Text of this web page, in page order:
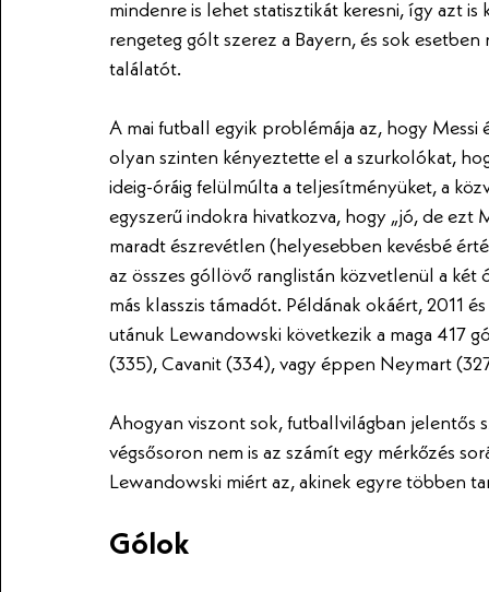
mindenre is lehet statisztikát keresni, így azt
rengeteg gólt szerez a Bayern, és sok
találatót.
A mai futball egyik problémája az, hogy Messi
olyan szinten kényeztette el a szurkolókat,
ideig-óráig felülmúlta a teljesítményüket, a
egyszerű indokra hivatkozva, hogy „jó, de ezt
maradt észrevétlen (helyesebben kevésbé
az összes góllövő ranglistán közvetlenül a
más klasszis támadót. Példának okáért, 2011
utánuk Lewandowski következik a maga 417
(335), Cavanit (334), vagy éppen Neymart
Ahogyan viszont sok, futballvilágban jelentős
végsősoron nem is az számít egy mérkőzés
Lewandowski miért az, akinek egyre többen
Gólok